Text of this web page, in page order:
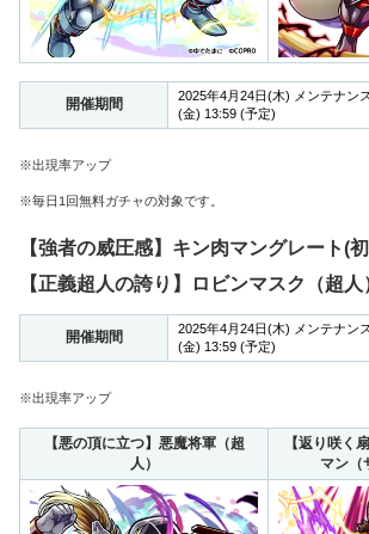
開催期間
2025年4月24日(木) メンテナン
(金) 13:59 (予定)
※出現率アップ
※毎日1回無料ガチャの対象です。
【強者の威圧感】キン肉マングレート(初
【正義超人の誇り】ロビンマスク（超人
開催期間
2025年4月24日(木) メンテナン
(金) 13:59 (予定)
※出現率アップ
【悪の頂に立つ】悪魔将軍（超
人）
【返り咲く
マン（